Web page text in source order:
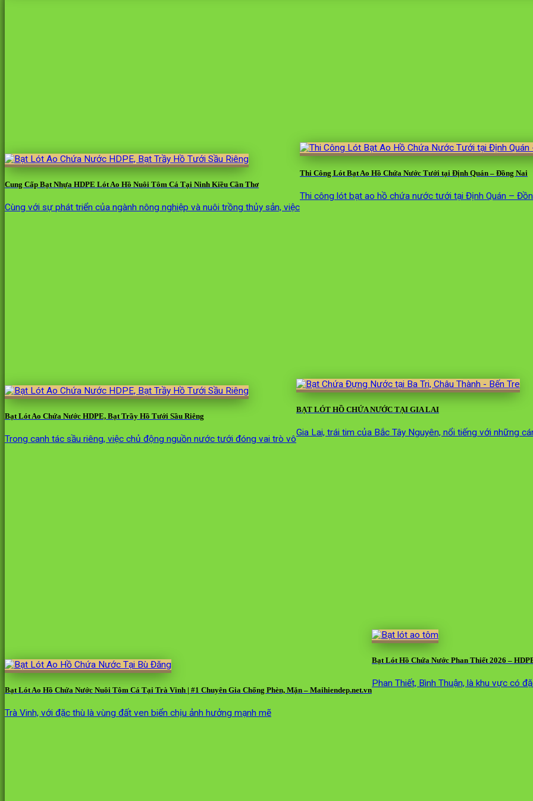
Cung Cấp Bạt Nhựa HDPE Lót Ao Hồ Nuôi Tôm Cá Tại Ninh Kiều Cần Thơ
Cùng với sự phát triển của ngành nông nghiệp và nuôi trồng thủy sản, việc
Thi Công Lót Bạt Ao Hồ Chứa Nước Tưới tại Định Quán – Đồng Nai
Thi công lót bạt ao hồ chứa nước tưới tại Định Quán –
Bạt Lót Ao Chứa Nước HDPE, Bạt Trầy Hồ Tưới Sầu Riêng
Trong canh tác sầu riêng, việc chủ động nguồn nước tưới đóng vai trò vô
BẠT LÓT HỒ CHỨA NƯỚC TẠI GIA LAI
Gia Lai, trái tim của Bắc Tây Nguyên, nổi tiếng với những
Bạt Lót Ao Hồ Chứa Nước Nuôi Tôm Cá Tại Trà Vinh | #1 Chuyên Gia Chống Phèn, Mặn – Maihiendep.net.vn
Trà Vinh, với đặc thù là vùng đất ven biển chịu ảnh hưởng mạnh mẽ
Bạt Lót Hồ Chứa Nước Phan Thiết 2026 –
Phan Thiết, Bình Thuận, là khu vực có